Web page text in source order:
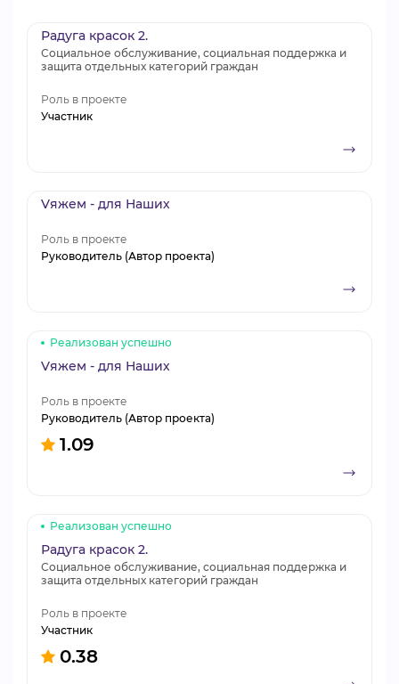
Радуга красок 2.
Социальное обслуживание, социальная поддержка и
защита отдельных категорий граждан
Роль в проекте
Участник
Vяжем - для Наших
Роль в проекте
Руководитель (Автор проекта)
Реализован успешно
Vяжем - для Наших
Роль в проекте
Руководитель (Автор проекта)
1.09
Реализован успешно
Радуга красок 2.
Социальное обслуживание, социальная поддержка и
защита отдельных категорий граждан
Роль в проекте
Участник
0.38